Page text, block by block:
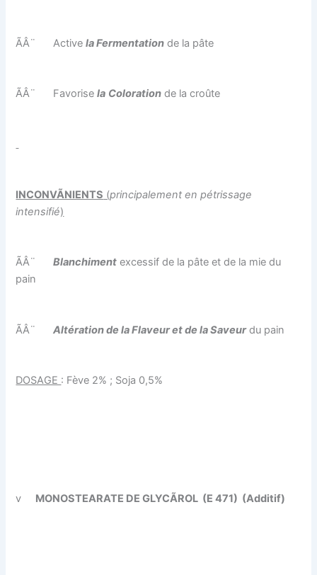
ÃÂ¨ Activela Fermentation de la pâte
ÃÂ¨ Favorisela Coloration de la croûte
INCONVÃNIENTS (principalement en pétrissage
intensifié)
ÃÂ¨ Blanchiment excessif de la pâte et de la mie du
pain
ÃÂ¨ Altération de la Flaveur et de la Saveurdu pain
DOSAGE : Fève 2% ; Soja 0,5%
v MONOSTEARATE DE GLYCÃROL (E 471) (Additif)